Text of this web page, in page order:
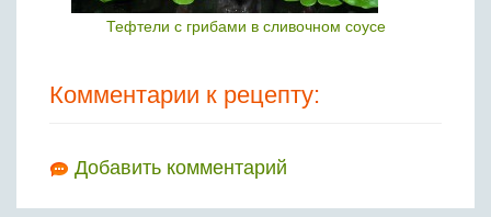
Тефтели с грибами в сливочном соусе
Комментарии к рецепту:
Добавить комментарий